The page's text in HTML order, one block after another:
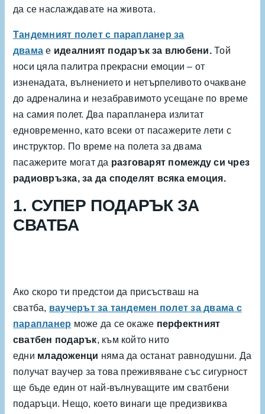
да се наслаждавате на живота.
Тандемният полет с парапланер за
двама е идеалният подарък за влюбени.Той
носи цяла палитра прекрасни емоции – от
изненадата, вълнението и нетърпеливото очакване
до адреналина и незабравимото усещане по време
на самия полет. Два парапланера излитат
едновременно, като всеки от пасажерите лети с
инструктор. По време на полета за двама
пасажерите могат да разговарят помежду си чрез
радиовръзка, за да споделят всяка емоция.
1. СУПЕР ПОДАРЪК ЗА
СВАТБА
Ако скоро ти предстои да присъстваш на
сватба, ваучерът за тандемен полет за двама с
парапланер може да се окаже перфектният
сватбен подарък, към който нито
едни младоженци няма да останат равнодушни. Да
получат ваучер за това преживяване със сигурност
ще бъде един от най-вълнуващите им сватбени
подаръци. Нещо, което винаги ще предизвиква